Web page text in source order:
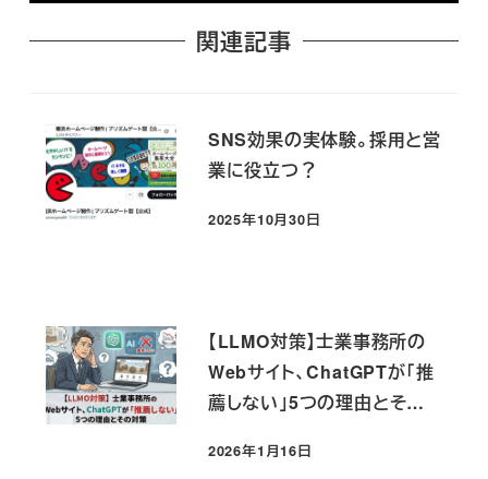
関連記事
SNS効果の実体験。採用と営
業に役立つ？
投稿日
2025年10月30日
【LLMO対策】士業事務所の
Webサイト、ChatGPTが「推
薦しない」5つの理由とその
投稿日
2026年1月16日